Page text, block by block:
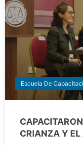
Escuela De
CRIANZA Y